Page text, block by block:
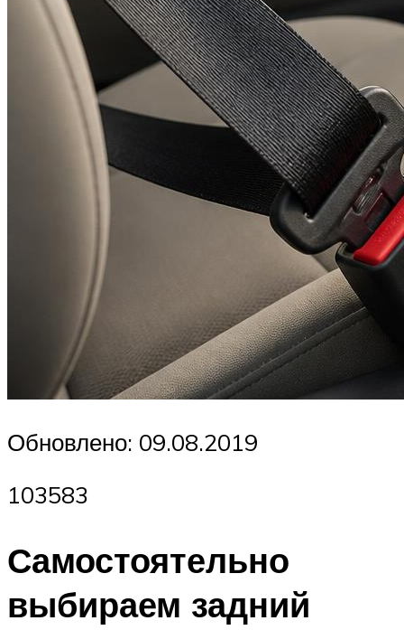
Обновлено: 09.08.2019
103583
Самостоятельно
выбираем задний